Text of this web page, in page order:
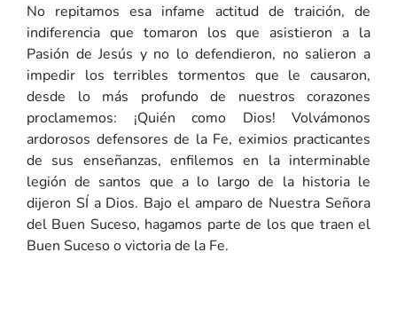
No repitamos esa infame actitud de traición, de
indiferencia que tomaron los que asistieron a la
Pasión de Jesús y no lo defendieron, no salieron a
impedir los terribles tormentos que le causaron,
desde lo más profundo de nuestros corazones
proclamemos: ¡Quién como Dios! Volvámonos
ardorosos defensores de la Fe, eximios practicantes
de sus enseñanzas, enfilemos en la interminable
legión de santos que a lo largo de la historia le
dijeron SÍ a Dios. Bajo el amparo de Nuestra Señora
del Buen Suceso, hagamos parte de los que traen el
Buen Suceso o victoria de la Fe.